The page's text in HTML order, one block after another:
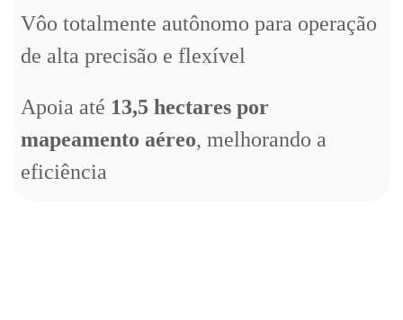
Vôo totalmente autônomo para operação
de alta precisão e flexível
Apoia até 13,5 hectares por
mapeamento aéreo, melhorando a
eficiência